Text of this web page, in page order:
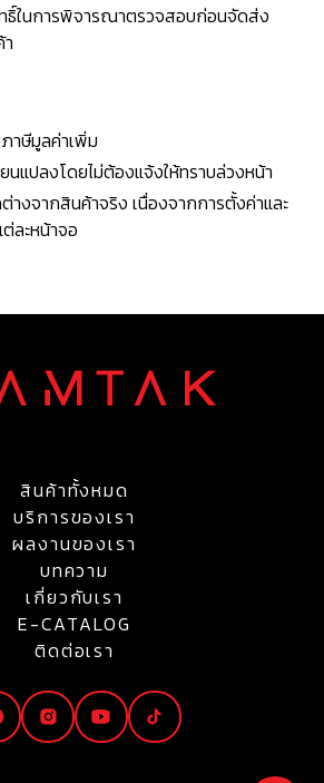
ธิ์ในการพิจารณาตรวจสอบก่อนจัดส่ง
าษีมูลค่าเพิ่ม
นแปลงโดยไม่ต้องแจ้งให้ทราบล่วงหน้า
างจากสินค้าจริง เนื่องจากการตั้งค่าและ
ละหน้าจอ
สินค้าทั้งหมด
บริการของเรา
ผลงานของเรา
บทความ
เกี่ยวกับเรา
E-CATALOG
ติดต่อเรา